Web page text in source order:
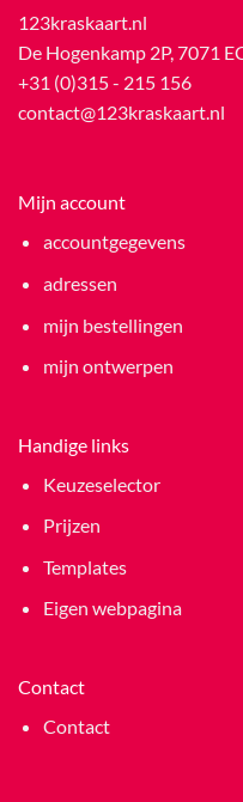
123kraskaart.nl
De Hogenkamp 2P, 7071
+31 (0)315 - 215 156
contact@123kraskaart.nl
Mijn account
accountgegevens
adressen
mijn bestellingen
mijn ontwerpen
Handige links
Keuzeselector
Prijzen
Templates
Eigen webpagina
Contact
Contact